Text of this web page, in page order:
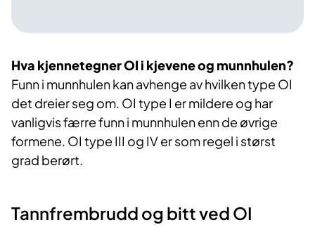
Hva kjennetegner OI i kjevene og munnhulen?
Funn i munnhulen kan avhenge av hvilken type OI
det dreier seg om. OI type I er mildere og har
vanligvis færre funn i munnhulen enn de øvrige
formene. OI type III og IV er som regel i størst
grad berørt.
Tannfrembrudd og bitt ved OI